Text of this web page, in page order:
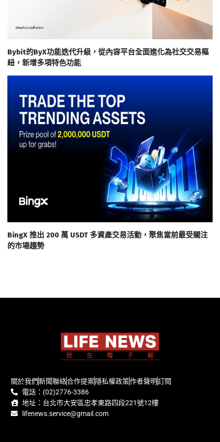
Bybit的ByX功能迭代升級，從內容平台全面進化為社交交易樞
紐，新增多項特色功能
BingX 推出 200 萬 USDT 多資產交易活動，聚焦當前最受關注
的市場趨勢
關於我們新聞聯絡合作提案隱私權政策作者聲明訂閱
電話：(02)2776-3386
地址：台北市大安區忠孝東路四段221號12樓
lifenews.service@gmail.com